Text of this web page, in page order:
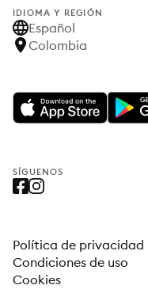
IDIOMA Y REGIÓN
Español
Colombia
SÍGUENOS
Política de privacidad
Condiciones de uso
Cookies